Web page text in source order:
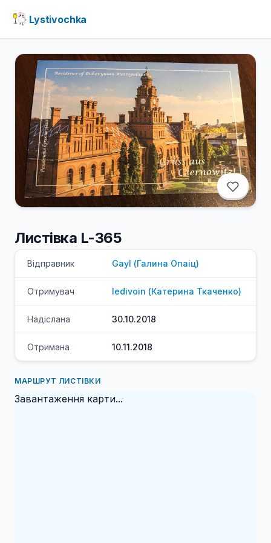
Lystivochka
Листівка L-365
Відправник Gayl (Галина Опаіц)
Отримувач ledivoin (Катерина Ткаченко)
Надіслана 30.10.2018
Отримана 10.11.2018
МАРШРУТ ЛИСТІВКИ
Завантаження карти...